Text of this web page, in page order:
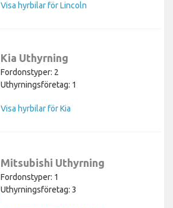
Visa hyrbilar för Lincoln
Kia Uthyrning
Fordonstyper: 2
Uthyrningsföretag: 1
Visa hyrbilar för Kia
Mitsubishi Uthyrning
Fordonstyper: 1
Uthyrningsföretag: 3